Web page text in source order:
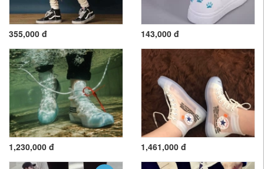
355,000 đ 143,000 đ
1,230,000 đ 1,461,000 đ